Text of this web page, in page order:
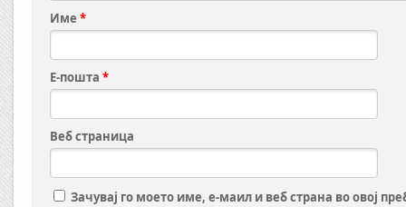
Име *
Е-пошта *
Веб страница
Зачувај го моето име, е-маил и веб страна во овој